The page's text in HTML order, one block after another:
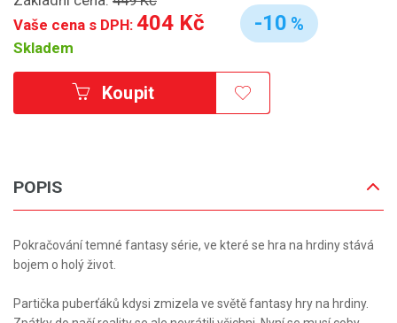
Vaše cena s DPH: 404 Kč
Skladem
-10 %
Koupit
POPIS
Pokračování temné fantasy série, ve které se hra na hrdiny stává
bojem o holý život.
Partička puberťáků kdysi zmizela ve světě fantasy hry na hrdiny.